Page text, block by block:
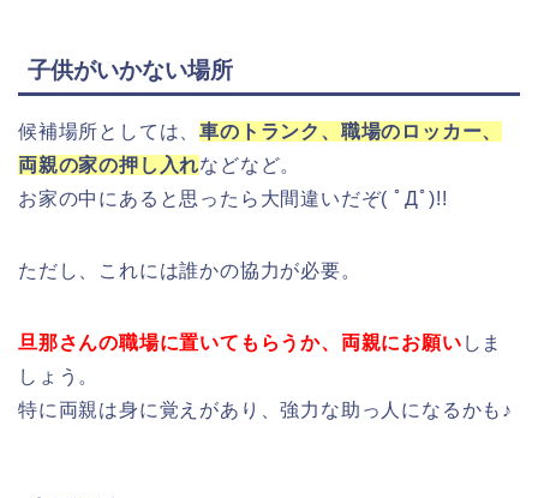
子供がいかない場所
候補場所としては、車のトランク、職場のロッカー、
両親の家の押し入れなどなど。
お家の中にあると思ったら大間違いだぞ( ﾟДﾟ)!!
ただし、これには誰かの協力が必要。
旦那さんの職場に置いてもらうか、両親にお願い しま
しょう。
特に両親は身に覚えがあり、強力な助っ人になるかも♪